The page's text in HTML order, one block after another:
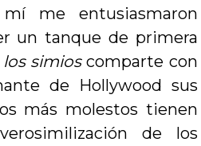
me entusiasmaron
un tanque de primera
simioscomparte con
de Hollywood sus
más molestos tienen
de los